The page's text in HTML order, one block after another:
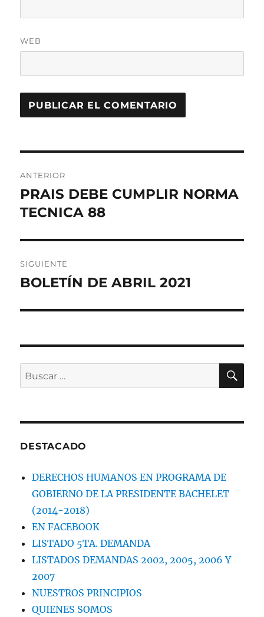
WEB
de
entradas
ANTERIOR
Entrada
anterior:
PRAIS DEBE CUMPLIR NORMA
TECNICA 88
SIGUIENTE
Entrada
BOLETÍN DE ABRIL 2021
Buscar
por:
DESTACADO
DERECHOS HUMANOS EN PROGRAMA DE
GOBIERNO DE LA PRESIDENTE BACHELET
(2014-2018)
EN FACEBOOK
LISTADO 5TA. DEMANDA
LISTADOS DEMANDAS 2002, 2005, 2006 Y
2007
NUESTROS PRINCIPIOS
QUIENES SOMOS